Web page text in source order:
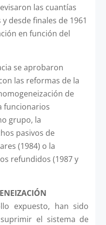
las cuantías
desde finales de 1961
en función del
se aprobaron
las reformas de la
de
funcionarios
grupo, la
pasivos de
(1984) o la
refundidos (1987 y
expuesto, han sido
el sistema de